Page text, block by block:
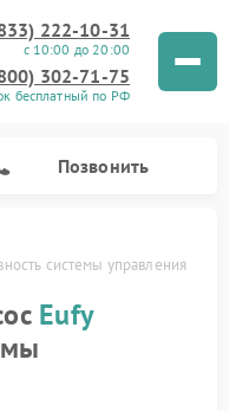
222-10-31
с 10:00 до 20:00
302-71-75
бесплатный по РФ
Позвонить
системы управления
Eufy